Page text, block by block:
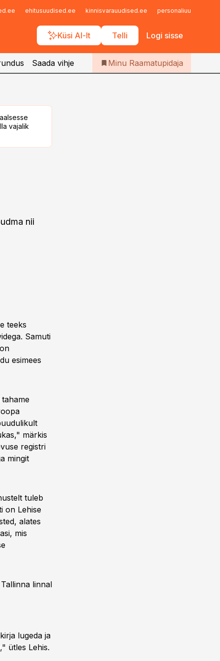
ehitusuudised.ee kinnisvarauudised.ee personaliuudised.ee
Küsi AI-lt Telli Logi sisse
Iseteenindus
Telli Raamatupidaja
Saada vihje Minu Raamatupidaja
vajalik
nii
teeks
Samuti
esimees
märkis
registri
mingit
tuleb
on Lehise
alates
mis
linnal
lugeda ja
ütles Lehis.